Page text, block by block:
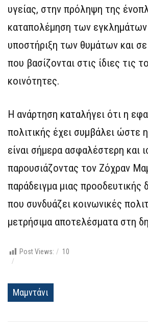
υγείας, στην πρόληψη της
καταπολέμηση των εγκλημάτων
υποστήριξη των θυμάτων και
που βασίζονται στις ίδιες τις
κοινότητες.
Η ανάρτηση καταλήγει ότι η
πολιτικής έχει συμβάλει ώστε
είναι σήμερα ασφαλέστερη και
παρουσιάζοντας τον Ζόχραν
παράδειγμα μιας προοδευτικής
που συνδυάζει κοινωνικές
μετρήσιμα αποτελέσματα στη
Post Views: 10
Μαμντάνι